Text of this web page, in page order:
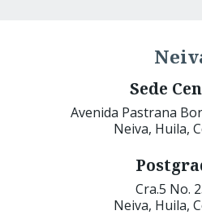
Sede
Avenida Pastrana
Neiva, Huila,
Cra.5 No.
Neiva, Huila,